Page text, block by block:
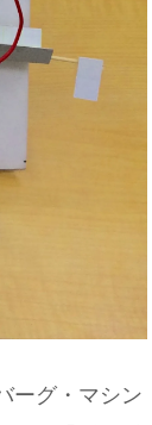
ーグ・マシン